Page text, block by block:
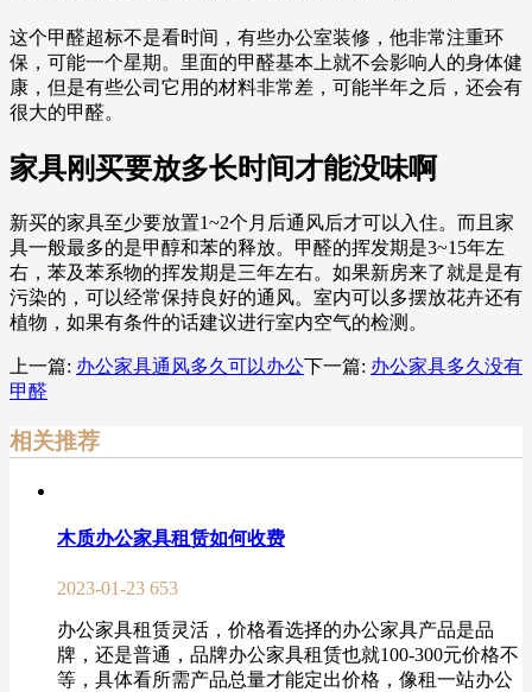
这个甲醛超标不是看时间，有些办公室装修，他非常注重环
保，可能一个星期。里面的甲醛基本上就不会影响人的身体健
康，但是有些公司它用的材料非常差，可能半年之后，还会有
很大的甲醛。
家具刚买要放多长时间才能没味啊
新买的家具至少要放置1~2个月后通风后才可以入住。而且家
具一般最多的是甲醇和苯的释放。甲醛的挥发期是3~15年左
右，苯及苯系物的挥发期是三年左右。如果新房来了就是是有
污染的，可以经常保持良好的通风。室内可以多摆放花卉还有
植物，如果有条件的话建议进行室内空气的检测。
上一篇: 办公家具通风多久可以办公下一篇: 办公家具多久没有
甲醛
相关推荐
木质办公家具租赁如何收费
2023-01-23 653
办公家具租赁灵活，价格看选择的办公家具产品是品
牌，还是普通，品牌办公家具租赁也就100-300元价格不
等，具体看所需产品总量才能定出价格，像租一站办公